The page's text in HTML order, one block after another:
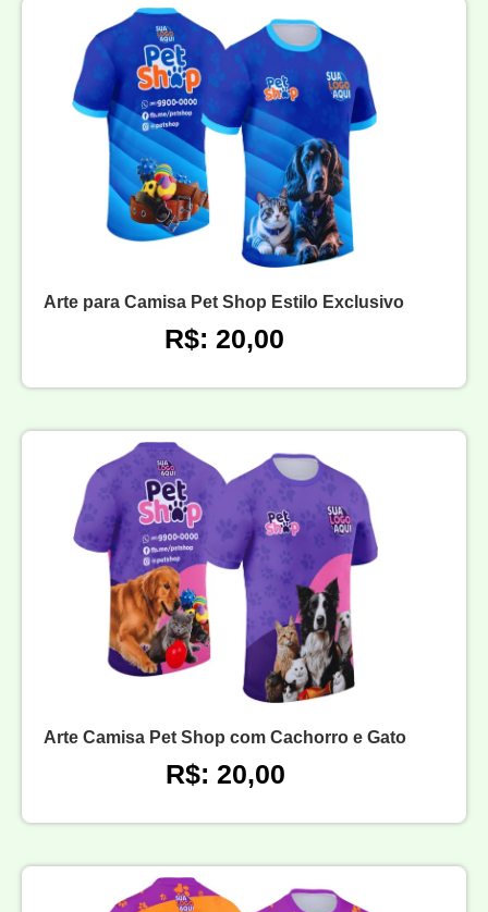
Arte para Camisa Pet Shop Estilo Exclusivo
R$: 20,00
Arte Camisa Pet Shop com Cachorro e Gato
R$: 20,00